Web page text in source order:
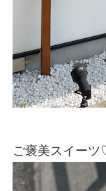
ご褒美スイー